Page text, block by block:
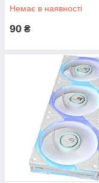
Немає в наявності
90 ₴